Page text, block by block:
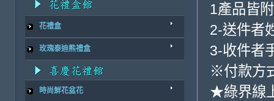
花禮盒
玫瑰泰迪熊禮盒
時尚鮮花盆花
1產品皆
2-送件者
3-收件者
※付款方
★綠界線